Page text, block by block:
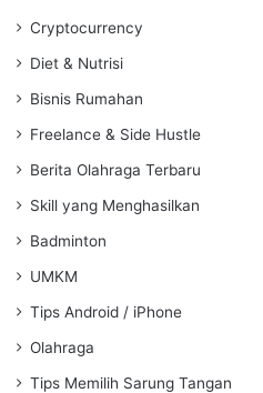
Cryptocurrency
Diet & Nutrisi
Bisnis Rumahan
Freelance & Side Hustle
Berita Olahraga Terbaru
Skill yang Menghasilkan
Badminton
UMKM
Tips Android / iPhone
Olahraga
Tips Memilih Sarung Tangan